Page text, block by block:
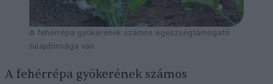
A fehérrépa gyökerének számos egészségtámogató
tulajdonsága van.
A fehérrépa gyökerének számos